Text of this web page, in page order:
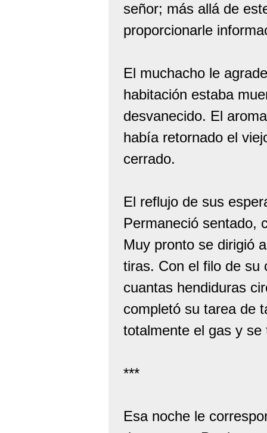
señor; más allá de
proporcionarle
El muchacho le
habitación estaba
desvanecido. El
había retornado el
cerrado.
El reflujo de sus
Permaneció sentado,
Muy pronto se dirigió
tiras. Con el filo de su
cuantas hendiduras
completó su tarea de
totalmente el gas y
***
Esa noche le